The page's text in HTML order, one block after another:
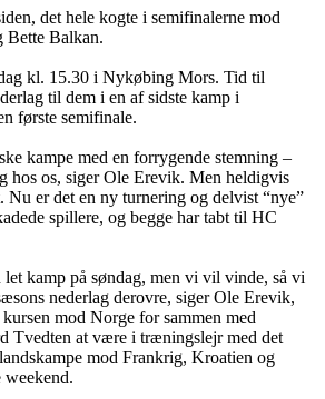
det hele kogte i semifinalerne mod
Bette Balkan.
kl. 15.30 i Nykøbing Mors. Tid til
til dem i en af sidste kamp i
første semifinale.
kampe med en forrygende stemning –
hos os, siger Ole Erevik. Men heldigvis
Nu er det en ny turnering og delvist “nye”
spillere, og begge har tabt til HC
kamp på søndag, men vi vil vinde, så vi
nederlag derovre, siger Ole Erevik,
mod Norge for sammen med
Tvedten at være i træningslejr med det
mod Frankrig, Kroatien og